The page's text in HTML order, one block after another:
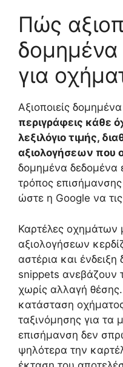
Πώς
για
Αξιοποιείς
περιγράφεις κάθε
λεξιλόγιο τιμής,
αξιολογήσεων που
δομημένα δεδομένα
τρόπος
ώστε η Google να
Καρτέλες οχημάτων
αξιολογήσεων
αστέρια και
snippets ανεβάζουν
χωρίς αλλαγή
κατάσταση
ταξινόμησης για τα
επισήμανση δεν
ψηλότερα την